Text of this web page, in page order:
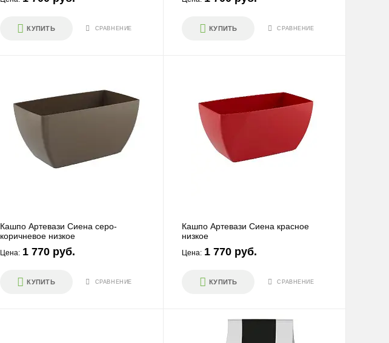
КУПИТЬ СРАВНЕНИЕ КУПИТЬ СРАВНЕНИЕ
Кашпо Артевази Сиена серо-
коричневое низкое
Цена: 1 770 руб.
КУПИТЬ СРАВНЕНИЕ
Кашпо Артевази Сиена красное
низкое
Цена: 1 770 руб.
КУПИТЬ СРАВНЕНИЕ